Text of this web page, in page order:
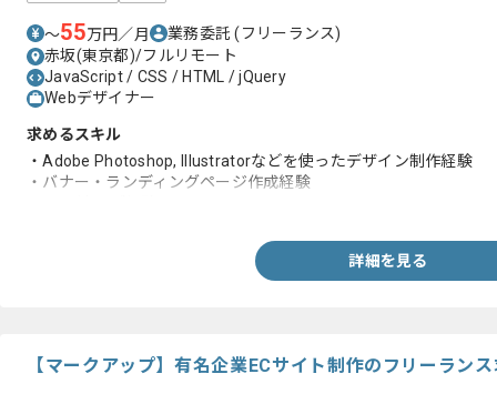
〜55万円／月 業務委託(フリーランス)
赤坂(東京都)/フルリモート
JavaScript / CSS / HTML / jQuery
Webデザイナー
求めるスキル
・Adobe Photoshop, Illustratorなどを使ったデザイン制作経験
・バナー・ランディングページ作成経験
詳細を見る
【マークアップ】有名企業ECサイト制作のフリーラン